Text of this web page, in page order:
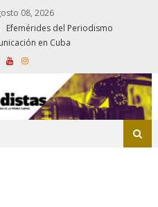
08, 2026
Efemérides del Periodismo
en Cuba